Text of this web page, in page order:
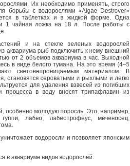
Их необходимо применять, строго
борьбы с водорослями «Algae Destrover»
в таблетках и в жидкой форме. Одна
1 чайная ложка на 18 л. После работы с
и на стекле зеленых водорослей
аквариума рыб подключить к нему внешний
от 2 объемов аквариума в час. Выходной
в виде белого тумана. На это время (4–5
светонепроницаемым материалом. В
становятся сероватыми и рыхлыми и легко
для удаления взвесей из погибших
процесса в воду вносят трипафлавин из
особенно молодую поросль. Это, например,
лабео, лабеотрофеус, меченосец,
водоросли и позволяет японским
в аквариуме видов водорослей.